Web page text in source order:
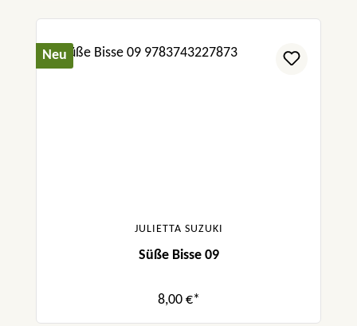
Neu
JULIETTA SUZUKI
Süße Bisse 09
8,00 €*